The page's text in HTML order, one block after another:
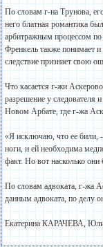
По словам г-на Трунова,
него блатная романтика
арбитражным процессом по
Френкель также понимает
следствие признает свою
Что касается г-жи
разрешение у следователя
Новом Арбате, где г-жа
«Я исключаю, что ее били,
ноги, и ей необходима
факт. Но вот насколько они
По словам адвоката, г-жа
данным адвоката, по делу
Екатерина КАРАЧЕВА,